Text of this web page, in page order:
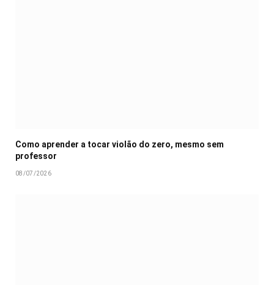
Como aprender a tocar violão do zero, mesmo sem
professor
08/07/2026